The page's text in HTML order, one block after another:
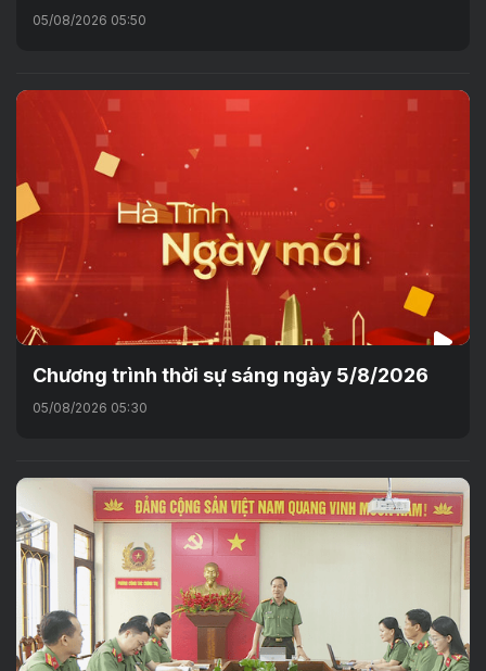
05/08/2026 05:50
Chương trình thời sự sáng ngày 5/8/2026
05/08/2026 05:30